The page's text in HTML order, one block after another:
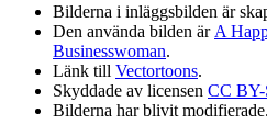
Bilderna i inläggsbilden är
Den använda bilden är A
Businesswoman.
Länk till Vectortoons.
Skyddade av licensen CC
Bilderna har blivit modifierade.